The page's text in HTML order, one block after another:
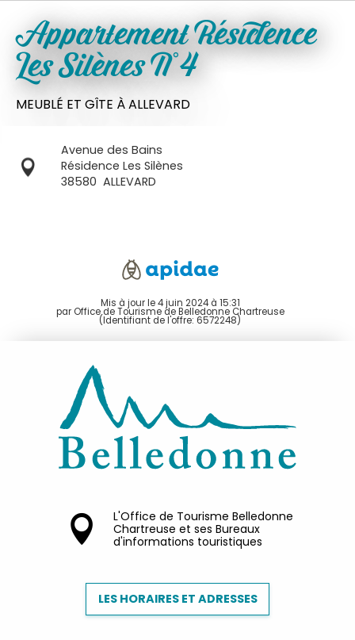
Appartement Résidence
Les Silènes N°4
MEUBLÉ ET GÎTE À ALLEVARD
Avenue des Bains
Résidence Les Silènes
38580 ALLEVARD
Mis à jour le 4 juin 2024 à 15:31
par Office de Tourisme de Belledonne Chartreuse
(Identifiant de l'offre: 6572248)
L'Office de Tourisme Belledonne
Chartreuse et ses Bureaux
d'informations touristiques
LES HORAIRES ET ADRESSES